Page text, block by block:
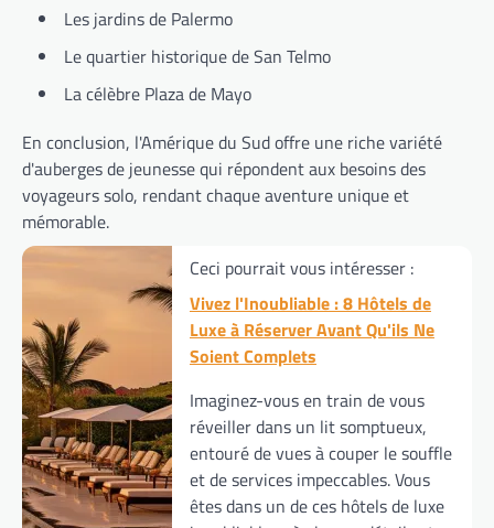
Les jardins de Palermo
Le quartier historique de San Telmo
La célèbre Plaza de Mayo
En conclusion, l'Amérique du Sud offre une riche variété
d'auberges de jeunesse qui répondent aux besoins des
voyageurs solo, rendant chaque aventure unique et
mémorable.
Ceci pourrait vous intéresser :
Vivez l'Inoubliable : 8 Hôtels de
Luxe à Réserver Avant Qu'ils Ne
Soient Complets
Imaginez-vous en train de vous
réveiller dans un lit somptueux,
entouré de vues à couper le souffle
et de services impeccables. Vous
êtes dans un de ces hôtels de luxe